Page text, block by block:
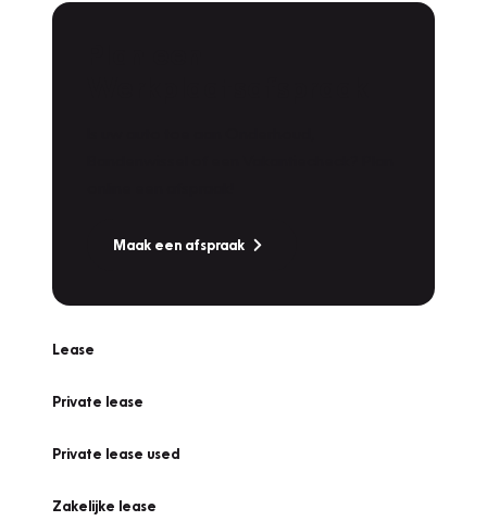
Maak een afspraak
Lease
Private lease
Private lease used
Zakelijke lease